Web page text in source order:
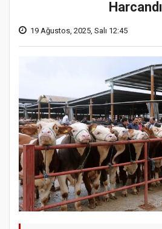
Harcandı
19 Ağustos, 2025, Salı 12:45